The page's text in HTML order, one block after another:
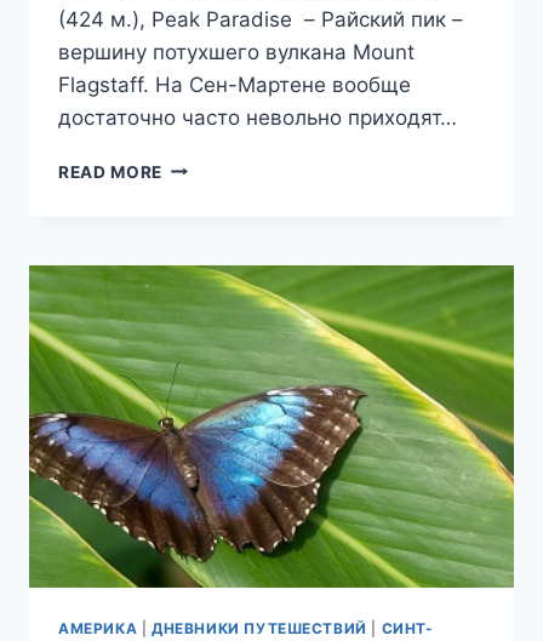
(424 м.), Peak Paradise – Райский пик –
вершину потухшего вулкана Mount
Flagstaff. На Сен-Мартене вообще
достаточно часто невольно приходят…
READ MORE РАЙСКИЙ
МАРТЕН
АМЕРИКА ДНЕВНИКИ ПУТЕШЕСТВИЙ
СИНТ-